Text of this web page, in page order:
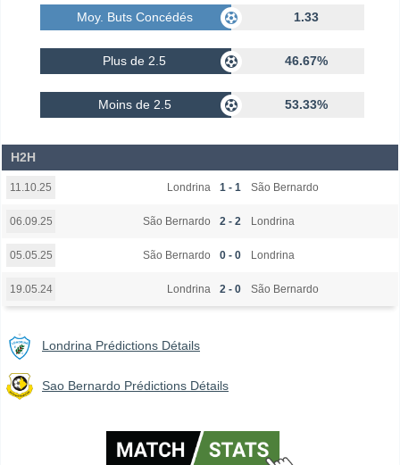
Moy. Buts Concédés 1.33
Plus de 2.5 46.67%
Moins de 2.5 53.33%
H2H
11.10.25 Londrina 1 - 1 São Bernardo
06.09.25 São Bernardo 2 - 2 Londrina
05.05.25 São Bernardo 0 - 0 Londrina
19.05.24 Londrina 2 - 0 São Bernardo
Londrina Prédictions Détails
Sao Bernardo Prédictions Détails